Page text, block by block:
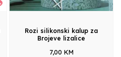
Rozi silikonski kalup za
Brojeve lizalice
7,00 KM